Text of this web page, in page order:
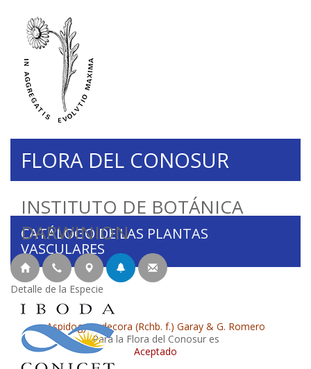
INSTITUTO DE BOTÁNICA
DARWINION
FLORA DEL CONOSUR
CATÁLOGO DE LAS PLANTAS
VASCULARES
Detalle de la Especie
Aspidogyne decora (Rchb. f.) Garay & G. Romero
Para la Flora del Conosur es
Aceptado